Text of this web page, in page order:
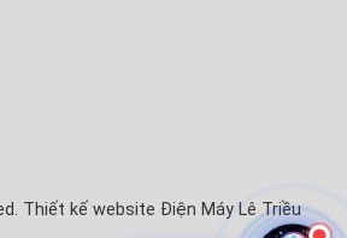
Thiết kế website Điện Máy Lê Triều